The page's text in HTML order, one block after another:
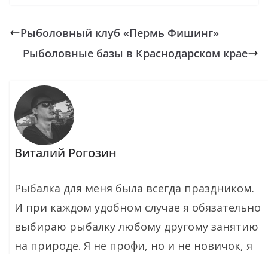
Рыболовный клуб «Пермь Фишинг»
Рыболовные базы в Краснодарском крае
Виталий Рогозин
Рыбалка для меня была всегда праздником.
И при каждом удобном случае я обязательно
выбираю рыбалку любому другому занятию
на природе. Я не профи, но и не новичок, я